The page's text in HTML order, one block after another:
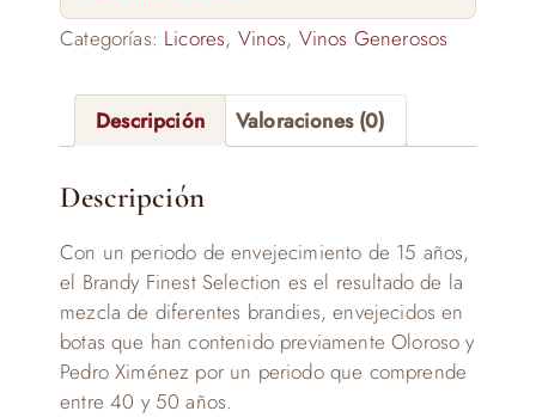
Categorías: Licores, Vinos, Vinos Generosos
Descripción Valoraciones (0)
Descripción
Con un periodo de envejecimiento de 15 años,
el Brandy Finest Selection es el resultado de la
mezcla de diferentes brandies, envejecidos en
botas que han contenido previamente Oloroso y
Pedro Ximénez por un periodo que comprende
entre 40 y 50 años.